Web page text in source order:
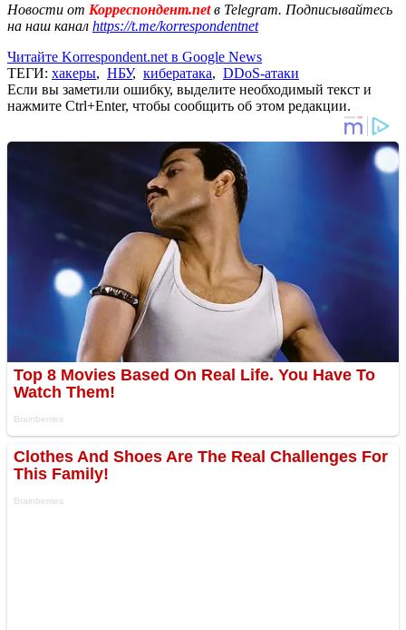
Новости от Корреспондент.netв Telegram. Подписывайтесь
на наш канал https://t.me/korrespondentnet
Читайте Korrespondent.net в Google News
ТЕГИ: хакеры, НБУ, кибератака, DDoS-атаки
Если вы заметили ошибку, выделите необходимый текст и
нажмите Ctrl+Enter, чтобы сообщить об этом редакции.